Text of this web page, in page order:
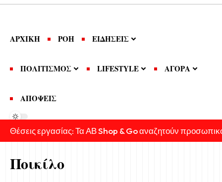
ΑΡΧΙΚΗ ΡΟΗ ΕΙΔΗΣΕΙΣ
ΠΟΛΙΤΙΣΜΟΣ LIFESTYLE ΑΓΟΡΑ
ΑΠΟΨΕΙΣ
Θέσεις εργασίας: Τα ΑΒ Shop & Go αναζητούν
Ποικίλο